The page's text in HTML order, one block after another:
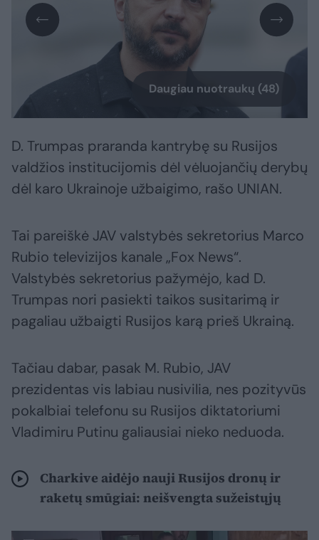
Daugiau nuotraukų (48)
D. Trumpas praranda kantrybę su Rusijos
valdžios institucijomis dėl vėluojančių derybų
dėl karo Ukrainoje užbaigimo, rašo UNIAN.
Tai pareiškė JAV valstybės sekretorius Marco
Rubio televizijos kanale „Fox News“.
Valstybės sekretorius pažymėjo, kad D.
Trumpas nori pasiekti taikos susitarimą ir
pagaliau užbaigti Rusijos karą prieš Ukrainą.
Tačiau dabar, pasak M. Rubio, JAV
prezidentas vis labiau nusivilia, nes pozityvūs
pokalbiai telefonu su Rusijos diktatoriumi
Vladimiru Putinu galiausiai nieko neduoda.
Charkive aidėjo nauji Rusijos dronų ir
raketų smūgiai: neišvengta sužeistųjų